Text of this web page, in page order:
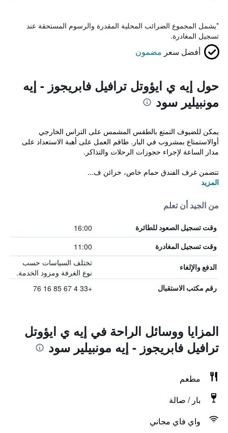
*يشمل المجموع الضرائب المحلية المقدرة والرسوم المستحقة عند
تسجيل المغادرة.
أفضل سعر مضمون
حول إيه ي ايؤوتل ترافيل فابريجوز - إيه
مونبيلير سود
يمكن للضيوف التمتع بالطقس المشمس على التراس الخارجي
أوالاستمتاع بمشروب في البار. طاقم العمل على أهبة الاستعداد على
مدار الساعة لإجراء حجوزات الرحلات والتذاكر.
تتضمن غرف الفندق حمام خاص، خزائن ف...
المزيد
من الجيد أن تعلم
وقت تسجيل الصعود للطائرة 16:00
وقت تسجيل المغادرة 11:00
الدفع والإلغاء
تختلف السياسات حسب
نوع الغرفة ومزود الخدمة.
رقم مكتب الاستقبال +33 4 67 85 16 76
المزايا ووسائل الراحة في إيه ي ايؤوتل
ترافيل فابريجوز - إيه مونبيلير سود
مطعم
بار / صالة
واي فاي مجاني